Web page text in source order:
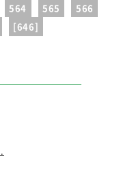
564 565
566
[646]